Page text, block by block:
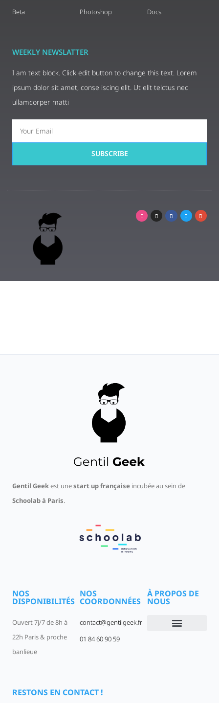
Beta
Photoshop
Docs
WEEKLY NEWSLATTER
I am text block. Click edit button to change this text. Lorem
ipsum dolor sit amet, conse iscing elit. Ut elit telctus nec
ullamcorper matti
SUBSCRIBE
Gentil Geekest unestart up française incubée au sein de
Schoolab à Paris.
NOS
DISPONIBILITÉS
Ouvert 7j/7 de 8h à
22h Paris & proche
banlieue
NOS
COORDONNÉES
contact@gentilgeek.fr
01 84 60 90 59
À PROPOS DE
NOUS
RESTONS EN CONTACT !